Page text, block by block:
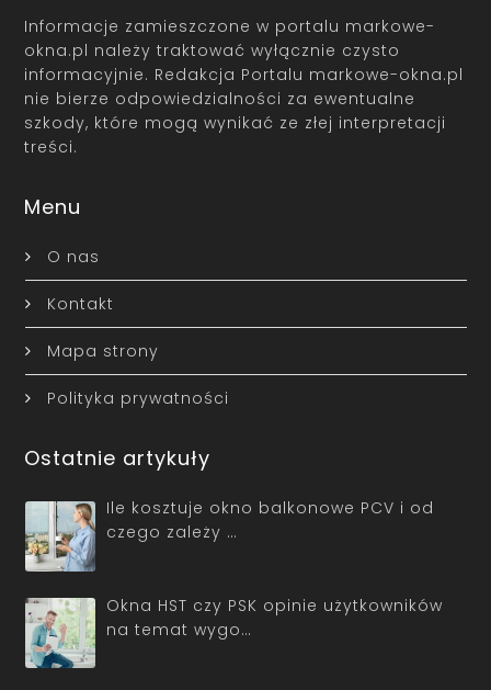
Informacje zamieszczone w portalu markowe-
okna.pl należy traktować wyłącznie czysto
informacyjnie. Redakcja Portalu markowe-okna.pl
nie bierze odpowiedzialności za ewentualne
szkody, które mogą wynikać ze złej interpretacji
treści.
Menu
O nas
Kontakt
Mapa strony
Polityka prywatności
Ostatnie artykuły
Ile kosztuje okno balkonowe PCV i od
czego zależy …
Okna HST czy PSK opinie użytkowników
na temat wygo…